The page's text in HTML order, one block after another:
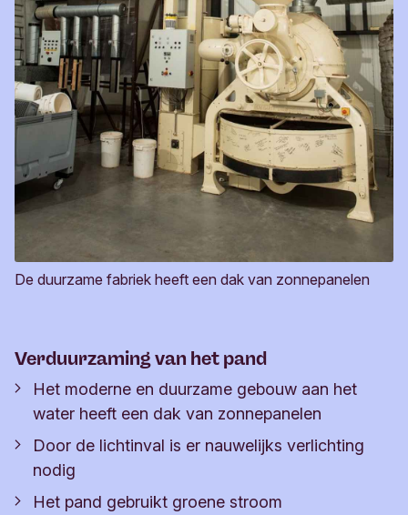
De duurzame fabriek heeft een dak van zonnepanelen
Verduurzaming van het pand
Het moderne en duurzame gebouw aan het
water heeft een dak van zonnepanelen
Door de lichtinval is er nauwelijks verlichting
nodig
Het pand gebruikt groene stroom